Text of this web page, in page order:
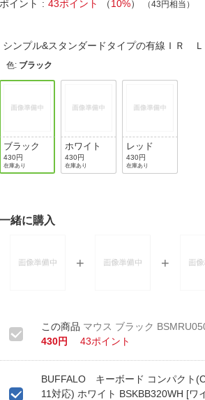
ご利用ガイド
よくある質問・お問合せ
ポイント
43ポイント （10%） （43円相当）
シンプル&スタンダードタイプの有線ＩＲ
色: ブラック
ブラック
430円
在庫あり
ホワイト
430円
在庫あり
レッド
430円
在庫あり
一緒に購入
マウス ブラック
430円
43ポイント
BUFFALO キーボード コンパクト
11対応) ホワイト BSKBB320WH [ワ